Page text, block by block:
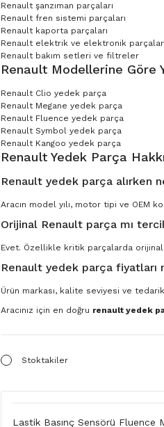
Renault şanzıman parçaları
Renault fren sistemi parçaları
Renault kaporta parçaları
Renault elektrik ve elektronik
Renault bakım setleri ve filtreler
Renault Modellerine Göre
Renault Clio yedek parça
Renault Megane yedek parça
Renault Fluence yedek parça
Renault Symbol yedek parça
Renault Kangoo yedek parça
Renault Yedek Parça
Renault yedek parça alırken
Aracın model yılı, motor tipi ve OEM
Orijinal Renault parça mı
Evet. Özellikle kritik parçalarda
Renault yedek parça fiyatları
Ürün markası, kalite seviyesi ve
Aracınız için en doğru renault yedek
Stoktakiler
Lastik Basınç Sensörü Fluence